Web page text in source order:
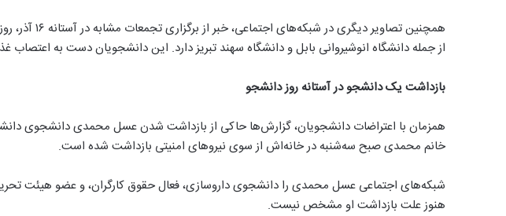
همچنین تصاویر
از جمله دانشگاه انوشیروانی بابل و دانشگاه سهند تبریز دارد. این دانشجویان دست به اعتصاب
بازداشت یک دانشجو در آستانه روز دانشجو
همزمان با اعتراضات دانشجویان، گزارش‌ها حاکی از بازداشت شدن عسل محمدی دانشجوی
خانم محمدی صبح سه‌شنبه در خانه‌اش از سوی نیروهای امنیتی بازداشت شده است.
شبکه‌های اجتماعی عسل محمدی را دانشجوی داروسازی، فعال حقوق کارگران، و عضو هیئت
هنوز علت بازداشت او مشخص نیست.